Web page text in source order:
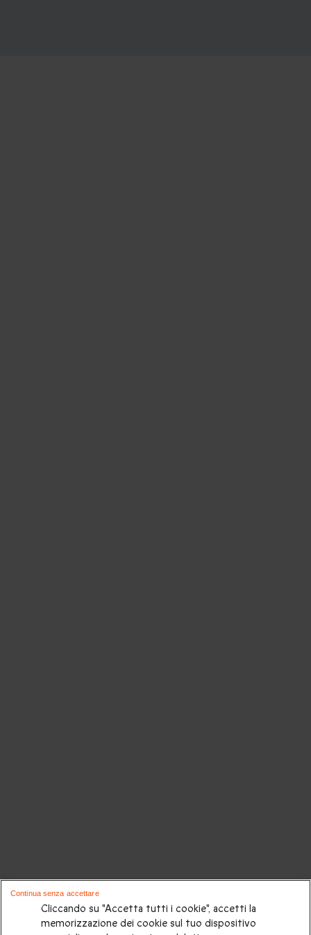
Cliccando su "Accetta tutti i cookie", accetti la
memorizzazione dei cookie sul tuo dispositivo
Continua senza accettare